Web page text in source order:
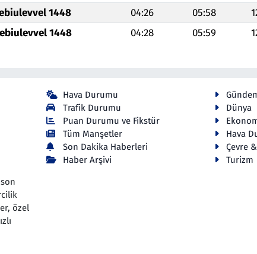
1448 04:26 05:58
1448 04:28 05:59
özel
Hava Durumu
Trafik Durumu
Puan Durumu ve Fikstür
Tüm Manşetler
Son Dakika Haberleri
Haber Arşivi
Dünya
Hava
Çevre
Turizm